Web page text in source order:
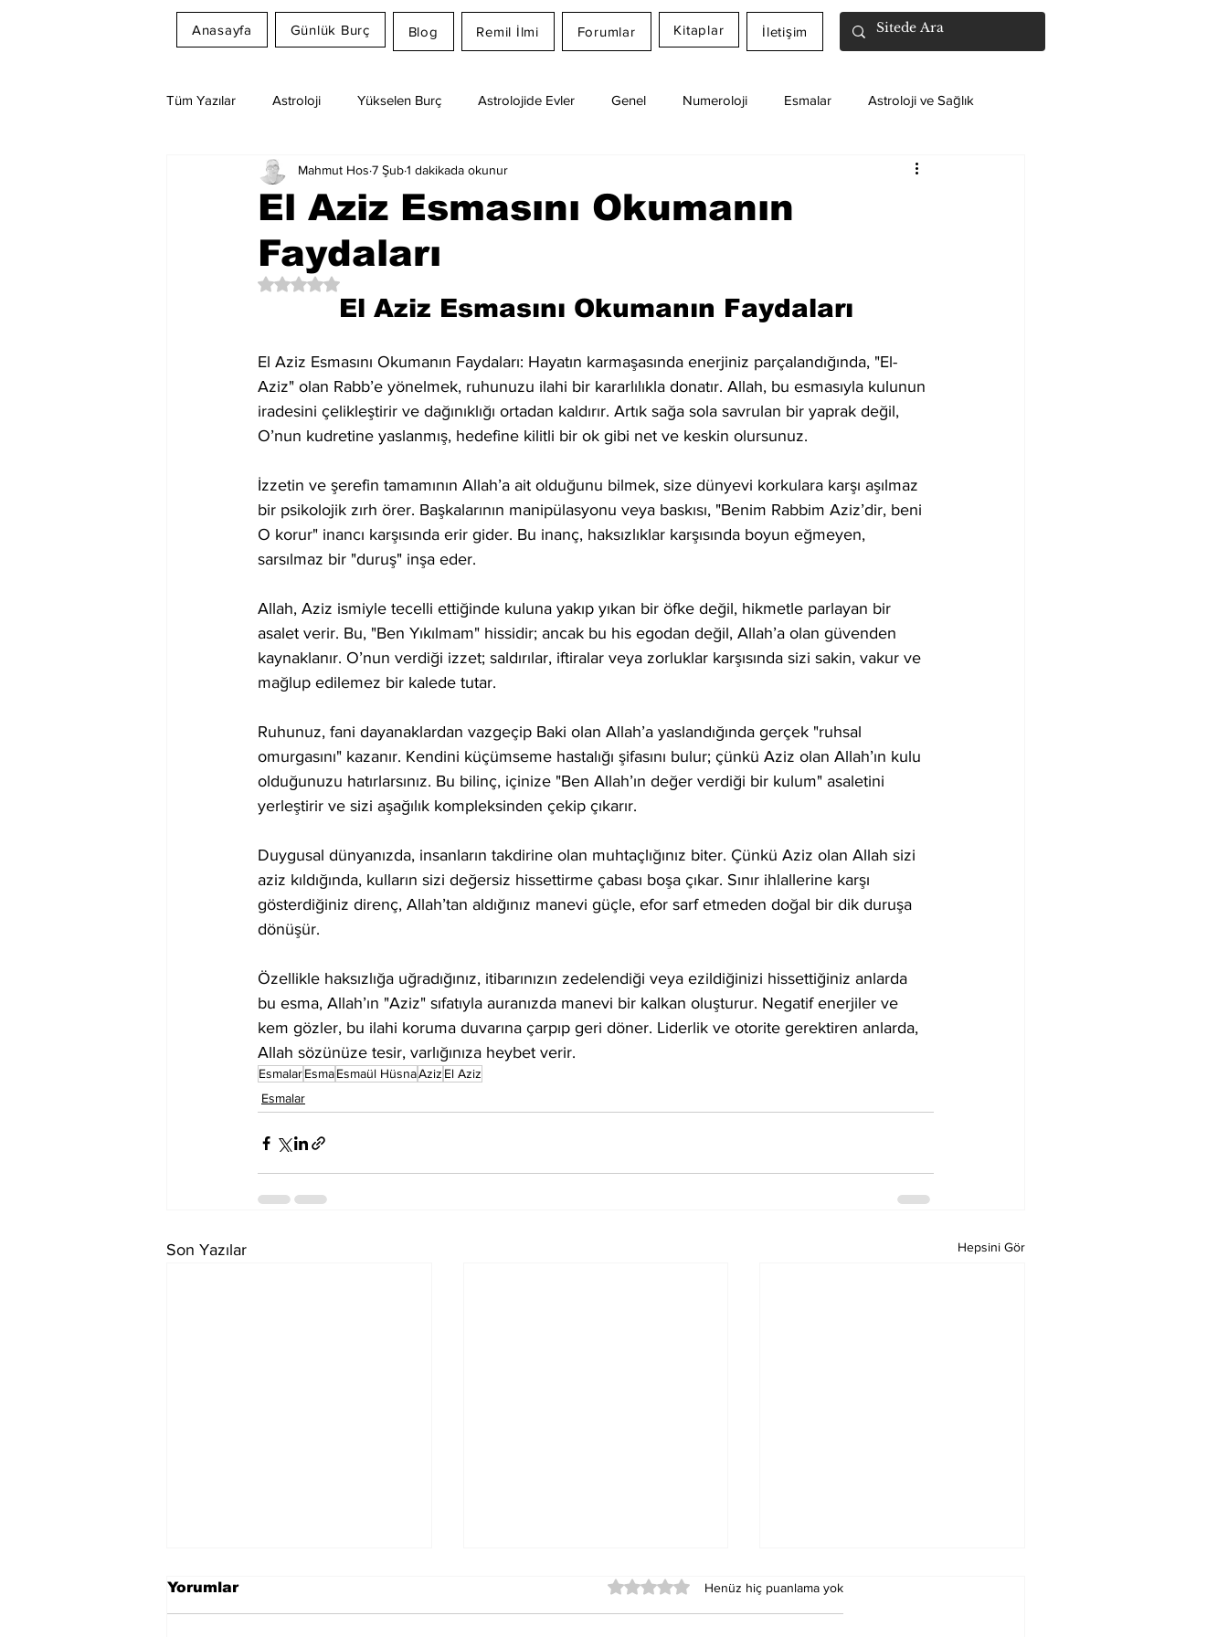
Anasayfa Günlük Burç Blog Remil İlmi Forumlar Kitaplar İletişim
Tüm Yazılar Astroloji Yükselen Burç Astrolojide Evler Genel Numeroloji Esmalar Astroloji ve Sağlık
Rüya Tabirleri Ay Burcu Günlük Burç Yorumları
El Aziz Esmasını Okumanın
Faydaları
Mahmut Hos 7 Şub1 dakikada okunur
5 üzerinden NaN yıldız
El Aziz Esmasını Okumanın Faydaları
El Aziz Esmasını Okumanın Faydaları: Hayatın karmaşasında enerjiniz parçalandığında, "El-
Aziz" olan Rabb’e yönelmek, ruhunuzu ilahi bir kararlılıkla donatır. Allah, bu esmasıyla kulunun
iradesini çelikleştirir ve dağınıklığı ortadan kaldırır. Artık sağa sola savrulan bir yaprak değil,
O’nun kudretine yaslanmış, hedefine kilitli bir ok gibi net ve keskin olursunuz.
İzzetin ve şerefin tamamının Allah’a ait olduğunu bilmek, size dünyevi korkulara karşı aşılmaz
bir psikolojik zırh örer. Başkalarının manipülasyonu veya baskısı, "Benim Rabbim Aziz’dir, beni
O korur" inancı karşısında erir gider. Bu inanç, haksızlıklar karşısında boyun eğmeyen,
sarsılmaz bir "duruş" inşa eder.
Allah, Aziz ismiyle tecelli ettiğinde kuluna yakıp yıkan bir öfke değil, hikmetle parlayan bir
asalet verir. Bu, "Ben Yıkılmam" hissidir; ancak bu his egodan değil, Allah’a olan güvenden
kaynaklanır. O’nun verdiği izzet; saldırılar, iftiralar veya zorluklar karşısında sizi sakin, vakur ve
mağlup edilemez bir kalede tutar.
Ruhunuz, fani dayanaklardan vazgeçip Baki olan Allah’a yaslandığında gerçek "ruhsal
omurgasını" kazanır. Kendini küçümseme hastalığı şifasını bulur; çünkü Aziz olan Allah’ın kulu
olduğunuzu hatırlarsınız. Bu bilinç, içinize "Ben Allah’ın değer verdiği bir kulum" asaletini
yerleştirir ve sizi aşağılık kompleksinden çekip çıkarır.
Duygusal dünyanızda, insanların takdirine olan muhtaçlığınız biter. Çünkü Aziz olan Allah sizi
aziz kıldığında, kulların sizi değersiz hissettirme çabası boşa çıkar. Sınır ihlallerine karşı
gösterdiğiniz direnç, Allah’tan aldığınız manevi güçle, efor sarf etmeden doğal bir dik duruşa
dönüşür.
Özellikle haksızlığa uğradığınız, itibarınızın zedelendiği veya ezildiğinizi hissettiğiniz anlarda
bu esma, Allah’ın "Aziz" sıfatıyla auranızda manevi bir kalkan oluşturur. Negatif enerjiler ve
kem gözler, bu ilahi koruma duvarına çarpıp geri döner. Liderlik ve otorite gerektiren anlarda,
Allah sözünüze tesir, varlığınıza heybet verir.
EsmalarEsmaEsmaül HüsnaAziz El Aziz
Esmalar
Son Yazılar Hepsini Gör
Yorumlar 5 üzerinden 0 yıldızHenüz hiç puanlama yok